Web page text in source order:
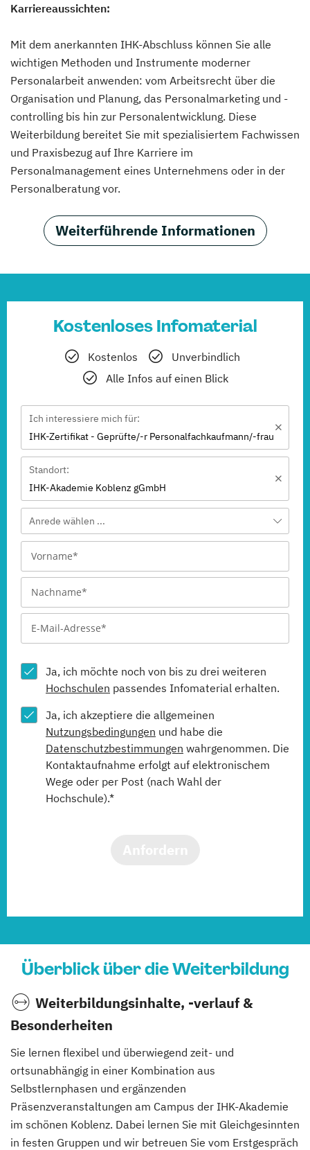
Karriereaussichten:
Mit dem anerkannten IHK-Abschluss können Sie alle
wichtigen Methoden und Instrumente moderner
Personalarbeit anwenden: vom Arbeitsrecht über die
Organisation und Planung, das Personalmarketing und -
controlling bis hin zur Personalentwicklung. Diese
Weiterbildung bereitet Sie mit spezialisiertem Fachwissen
und Praxisbezug auf Ihre Karriere im
Personalmanagement eines Unternehmens oder in der
Personalberatung vor.
Weiterführende Informationen
Kostenloses Infomaterial
Kostenlos
Unverbindlich
Alle Infos auf einen Blick
Ich interessiere mich für:
IHK-Zertifikat - Geprüfte/-r Personalfachkaufmann/-frau
Standort:
IHK-Akademie Koblenz gGmbH
Anrede wählen ...
Ja, ich möchte noch von bis zu drei weiteren
Hochschulen passendes Infomaterial erhalten.
Ja, ich akzeptiere die allgemeinen
Nutzungsbedingungen und habe die
Datenschutzbestimmungen wahrgenommen. Die
Kontaktaufnahme erfolgt auf elektronischem
Wege oder per Post (nach Wahl der
Hochschule).*
Überblick über die Weiterbildung
Weiterbildungsinhalte, -verlauf &
Besonderheiten
Sie lernen flexibel und überwiegend zeit- und
ortsunabhängig in einer Kombination aus
Selbstlernphasen und ergänzenden
Präsenzveranstaltungen am Campus der IHK-Akademie
im schönen Koblenz. Dabei lernen Sie mit Gleichgesinnten
in festen Gruppen und wir betreuen Sie vom Erstgespräch